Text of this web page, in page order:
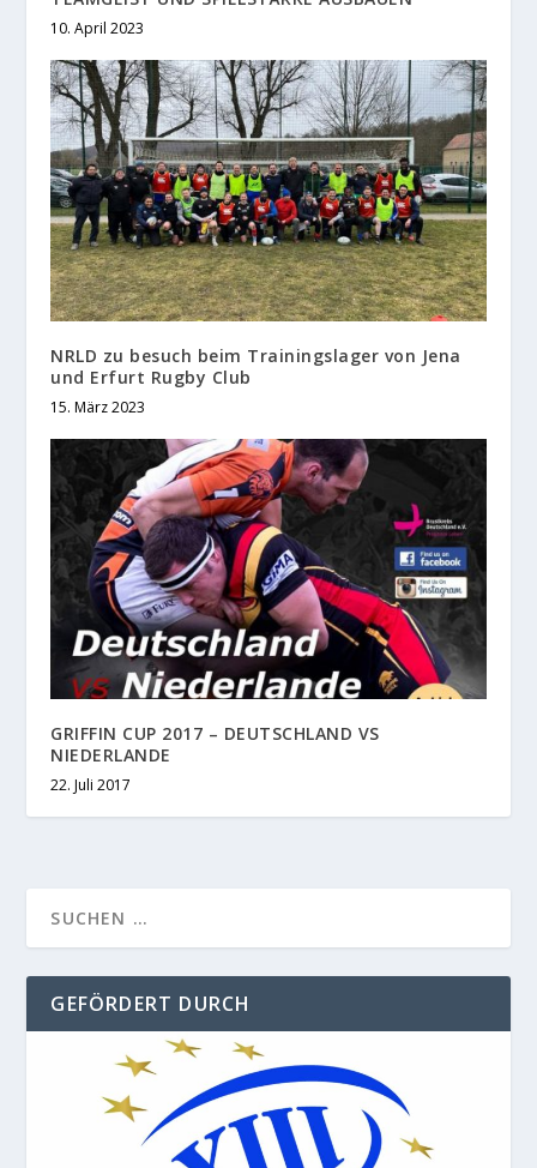
10. April 2023
NRLD zu besuch beim Trainingslager von Jena
und Erfurt Rugby Club
15. März 2023
GRIFFIN CUP 2017 – DEUTSCHLAND VS
NIEDERLANDE
22. Juli 2017
GEFÖRDERT DURCH